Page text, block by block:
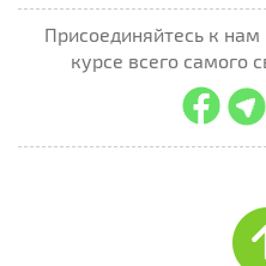
Присоединяйтесь к
курсе всего самого